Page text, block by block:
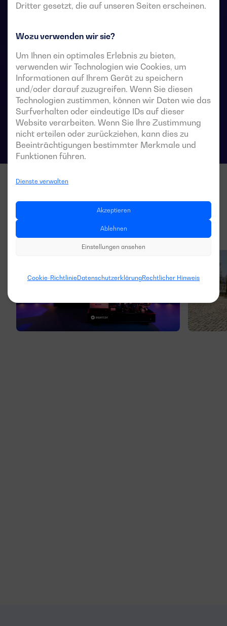
Dritter gesetzt, die auf unseren Seiten erscheinen.
Wozu verwenden wir sie?
Um Ihnen ein optimales Erlebnis zu bieten,
verwenden wir Technologien wie Cookies, um
Informationen auf Ihrem Gerät zu speichern
und/oder darauf zuzugreifen. Wenn Sie diesen
Technologien zustimmen, können wir Daten wie das
Surfverhalten oder eindeutige IDs auf dieser
Website verarbeiten. Wenn Sie Ihre Zustimmung
nicht erteilen oder zurückziehen, kann dies zu
Beeinträchtigungen bestimmter Merkmale und
Funktionen führen.
Dienste verwalten
Akzeptieren
Ablehnen
Einstellungen ansehen
Cookie-RichtlinieDatenschutzerklärungRechtlicher Hinweis
Sie sind für den Einsatz in Niederspannungs-
kurze Unterbrechung der Stromversorgung der Last
Technische Datenblätter für Umschalter